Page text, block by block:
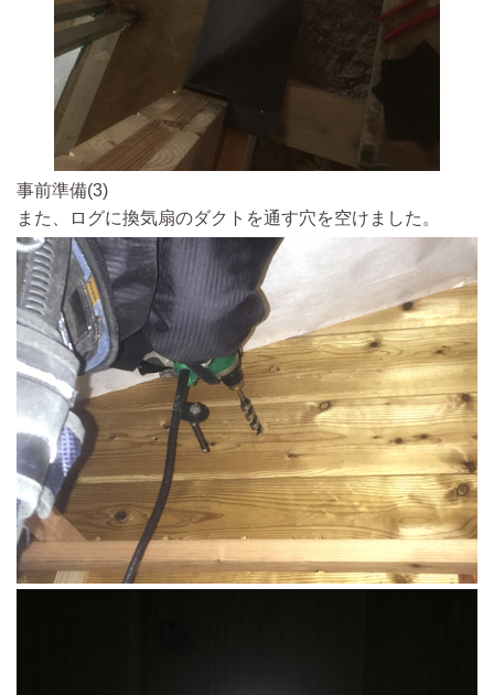
事前準備(3)
また、ログに換気扇のダクトを通す穴を空けました。